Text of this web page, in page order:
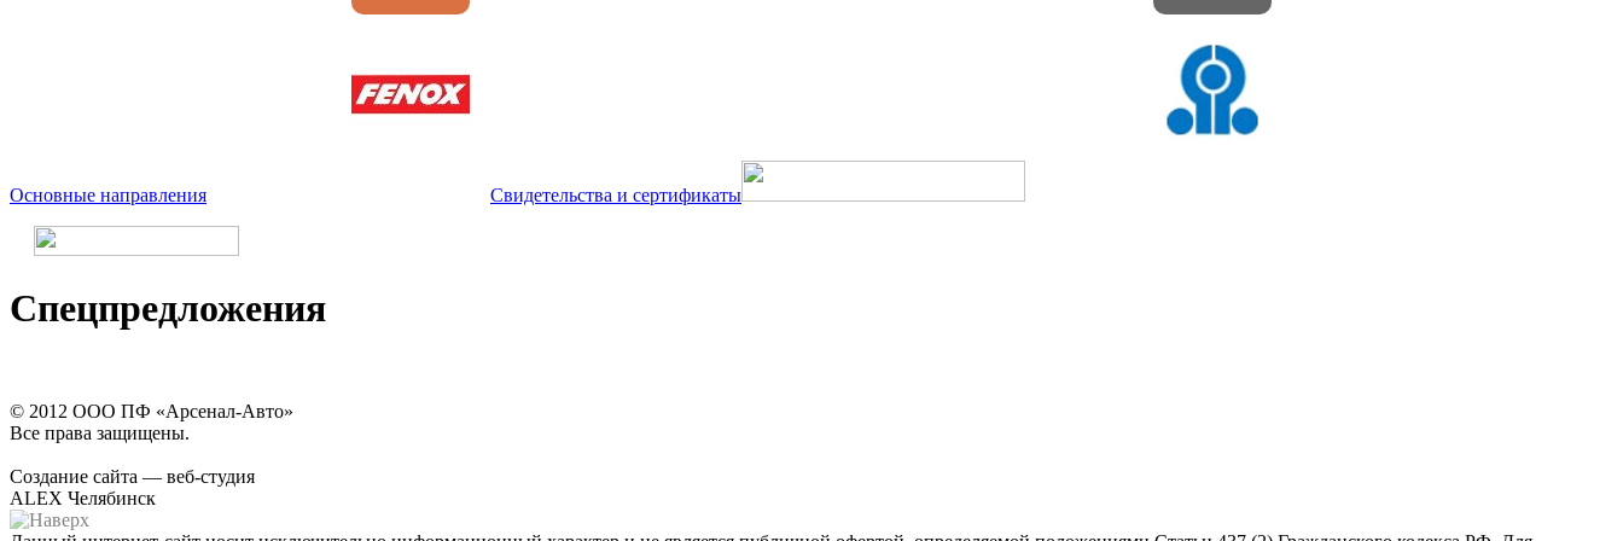
Основные направления Свидетельства и сертификаты
Спецпредложения
© 2012 ООО ПФ «Арсенал-Авто»
Все права защищены.
Создание сайта — веб-студия
ALEX Челябинск